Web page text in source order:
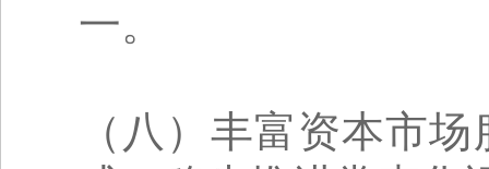
一。
（八）丰富资本市